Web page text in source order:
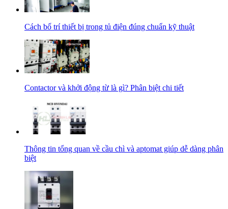
Cách bố trí thiết bị trong tủ điện đúng chuẩn kỹ thuật
Contactor và khởi động từ là gì? Phân biệt chi tiết
Thông tin tổng quan về cầu chì và aptomat giúp dễ dàng phân
biệt